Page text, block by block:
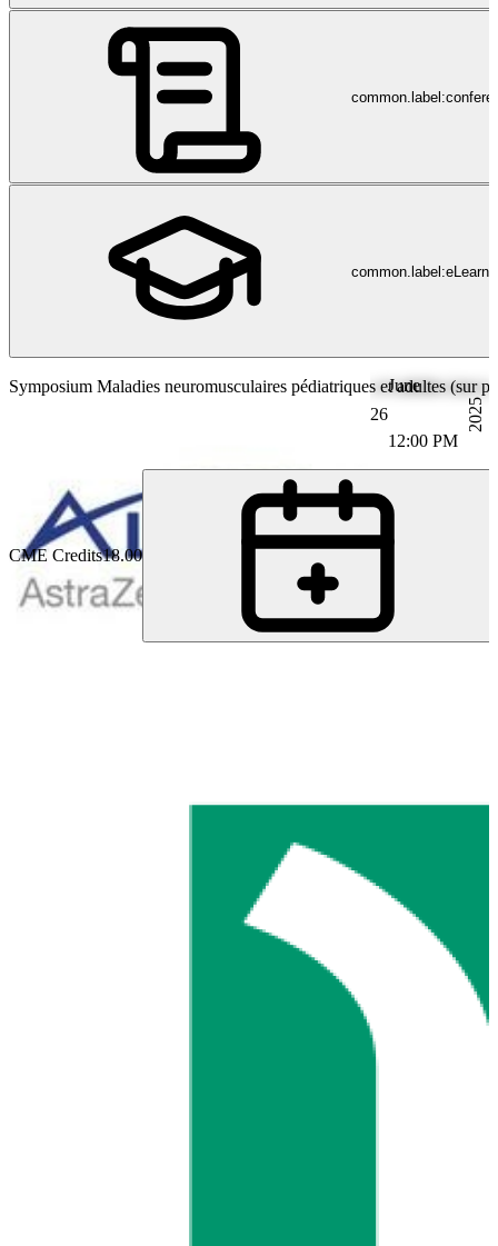
administrativen Belangen (z.B. Abklärungen mit
Krankenversicherungen, IV-Stellen, Überwachung von
Kostengutsprache- und Rezeptgültigkeit). Wir arbeiten mit der
Sciensus Apotheke zusammen, die Medikamente GDP-konform
ausliefert. Wir profitieren als Tochtergesellschaft von Sciensus
Pharma Services Ltd. von einem internationalen Knowhow-
Transfer, einer Erweiterung des Therapie-Portfolios und stetiger
Verbesserung der Qualitäts- und Sicherheitsstandards.
26
June
12:00 PM
2025
CME Credits18.00
Symposium Maladies neuromusculaires pédiatriques et adultes (sur